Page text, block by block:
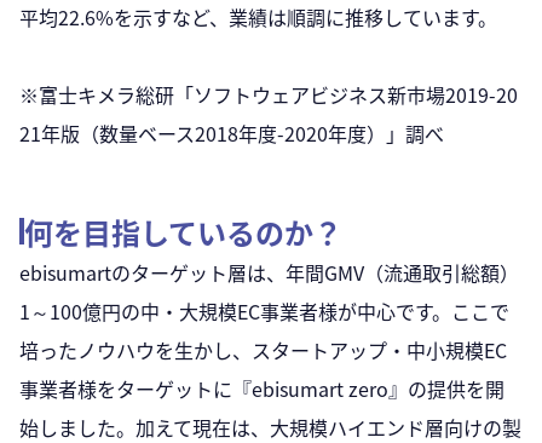
平均22.6%を示すなど、業績は順調に推移しています。
※富士キメラ総研「ソフトウェアビジネス新市場2019-20
21年版（数量ベース2018年度-2020年度）」調べ
何を目指しているのか？
ebisumartのターゲット層は、年間GMV（流通取引総額）
1～100億円の中・大規模EC事業者様が中心です。ここで
培ったノウハウを生かし、スタートアップ・中小規模EC
事業者様をターゲットに『ebisumart zero』の提供を開
始しました。加えて現在は、大規模ハイエンド層向けの製